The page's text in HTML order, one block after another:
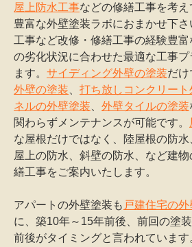
屋上防水工事などの修繕工事を考
豊富な外壁塗装ラボにおまかせ下
工事など改修・修繕工事の経験豊富
の劣化状況に合わせた最適な工事
ます。 サイディング外壁の塗装だけ
外壁の塗装
打ち放しコンクリート
ネルの外壁塗装
外壁タイルの塗装
関わらずメンテナンスが可能です。
な屋根だけではなく、陸屋根の防水
屋上の防水、斜壁の防水、など建
繕工事をご案内いたします。
アパートの外壁塗装も 戸建住宅の外
に、築10年～15年前後、前回の塗
前後がタイミングと言われていま